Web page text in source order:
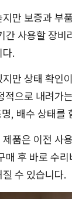
만 보증과 부
간 사용할 장비
.
만 상태 확인
적으로 내려가
, 배수 상태를
품은 이전 사
매 후 바로 수
수 있습니다.